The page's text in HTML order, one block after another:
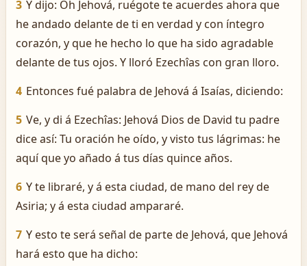
3 Y dijo: Oh Jehová, ruégote te acuerdes ahora que
he andado delante de ti en verdad y con íntegro
corazón, y que he hecho lo que ha sido agradable
delante de tus ojos. Y lloró Ezechîas con gran lloro.
4 Entonces fué palabra de Jehová á Isaías, diciendo:
5 Ve, y di á Ezechîas: Jehová Dios de David tu padre
dice así: Tu oración he oído, y visto tus lágrimas: he
aquí que yo añado á tus días quince años.
6 Y te libraré, y á esta ciudad, de mano del rey de
Asiria; y á esta ciudad ampararé.
7 Y esto te será señal de parte de Jehová, que Jehová
hará esto que ha dicho: